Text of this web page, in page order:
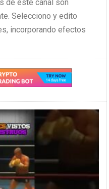
de este canal son
Selecciono y edito
incorporando efectos